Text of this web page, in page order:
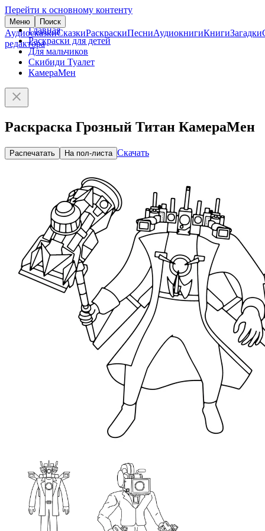
Перейти к основному контенту
Меню Поиск
АудиосказкиСказкиРаскраскиПесниАудиокнигиКнигиЗагадки
редактора
Главная
Раскраски для детей
Для мальчиков
Скибиди Туалет
КамераМен
Раскраска Грозный Титан КамераМен
Распечатать На пол-листа Скачать